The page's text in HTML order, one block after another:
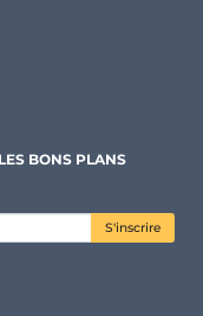
BONS PLANS
S'inscrire